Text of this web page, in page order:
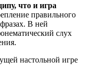
что и игра
правильного
В ней
слух
настольной игре